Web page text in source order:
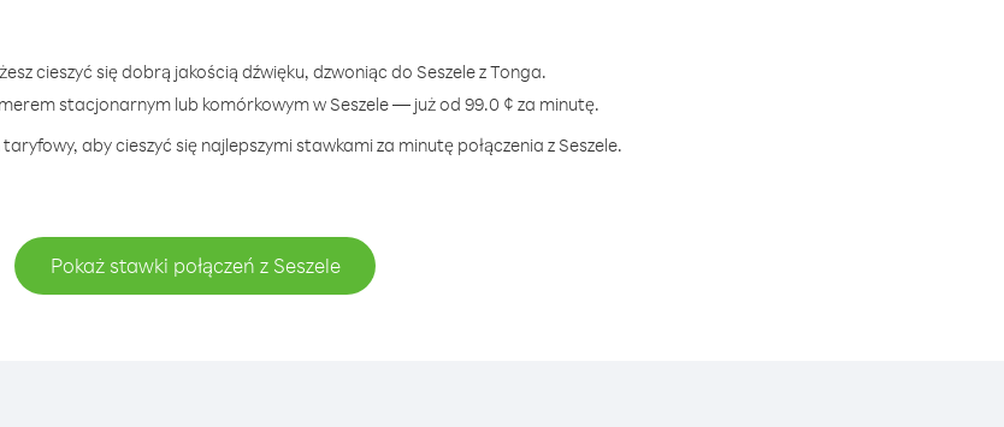
cieszyć się dobrą jakością dźwięku, dzwoniąc do Seszele z Tonga.
stacjonarnym lub komórkowym w Seszele — już od 99.0 ¢ za minutę.
aby cieszyć się najlepszymi stawkami za minutę połączenia z Seszele.
Pokaż stawki połączeń z Seszele